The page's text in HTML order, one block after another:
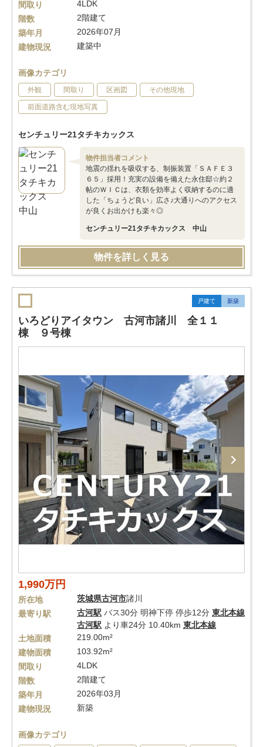
間取り
4LDK
階数
2階建て
築年月
2026年07月
建物現況
建築中
画像カテゴリ
外観 間取り 区画図 その他現地
前面道路含む現地写真
センチュリー21タチキカックス
物件担当者コメント
地震の揺れを吸収する、制振装置「ＳＡＦＥ３
６５」採用！充実の設備を備えた永住邸☆約２
帖のＷＩＣは、衣類を効率よく収納するのに適
した「ちょうど良い」広さ♪大通りへのアクセス
が良くお出かけも楽々◎
センチュリー21タチキカックス 中山
物件を詳しく見る
戸建て 新築
いろどりアイタウン 古河市諸川 全１１
棟 ９号棟
1,990万円
所在地 茨城県古河市諸川
最寄り駅
古河駅 バス30分 明神下停 停歩12分 東北本線
古河駅 より車24分 10.40km 東北本線
土地面積
219.00m²
建物面積
103.92m²
間取り
4LDK
階数
2階建て
築年月
2026年03月
建物現況
新築
画像カテゴリ